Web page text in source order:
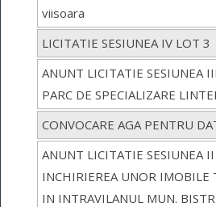
viisoara
LICITATIE SESIUNEA IV LOT 3
ANUNT LICITATIE SESIUNEA
PARC DE SPECIALIZARE
CONVOCARE AGA PENTRU
ANUNT LICITATIE SESIUNEA
INCHIRIEREA UNOR IMOBILE
IN INTRAVILANUL MUN.